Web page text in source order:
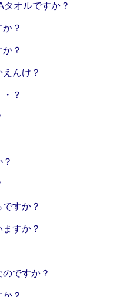
オルですか？
？
？
んけ？
？
すか？
すか？
ですか？